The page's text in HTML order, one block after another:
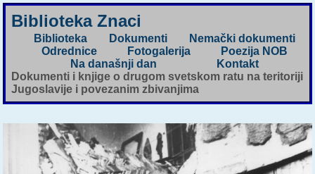
Biblioteka Znaci
Biblioteka Dokumenti
Nemački dokumenti
Odrednice
Fotogalerija
Poezija NOB
Na današnji dan
Kontakt
Dokumenti i knjige o drugom svetskom ratu na teritoriji
Jugoslavije i povezanim zbivanjima